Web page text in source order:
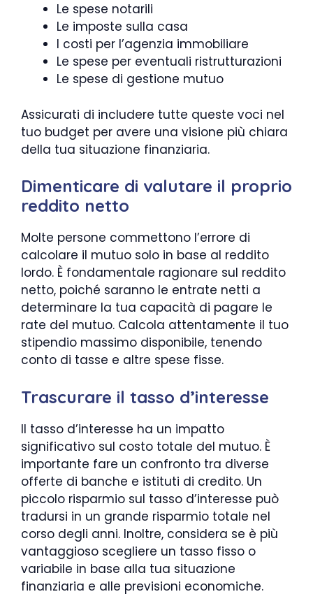
Le spese notarili
Le imposte sulla casa
I costi per l’agenzia immobiliare
Le spese per eventuali ristrutturazioni
Le spese di gestione mutuo
Assicurati di includere tutte queste voci nel
tuo budget per avere una visione più chiara
della tua situazione finanziaria.
Dimenticare di valutare il proprio
reddito netto
Molte persone commettono l’errore di
calcolare il mutuo solo in base al reddito
lordo. È fondamentale ragionare sul reddito
netto, poiché saranno le entrate netti a
determinare la tua capacità di pagare le
rate del mutuo. Calcola attentamente il tuo
stipendio massimo disponibile, tenendo
conto di tasse e altre spese fisse.
Trascurare il tasso d’interesse
Il tasso d’interesse ha un impatto
significativo sul costo totale del mutuo. È
importante fare un confronto tra diverse
offerte di banche e istituti di credito. Un
piccolo risparmio sul tasso d’interesse può
tradursi in un grande risparmio totale nel
corso degli anni. Inoltre, considera se è più
vantaggioso scegliere un tasso fisso o
variabile in base alla tua situazione
finanziaria e alle previsioni economiche.